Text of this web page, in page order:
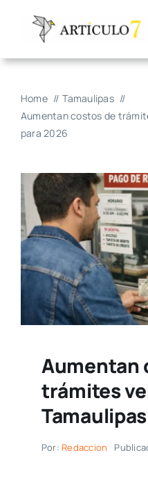
Home
Tamaulipas
Aumentan costos de
para 2026
Aumentan
trámites
Por: Redaccion